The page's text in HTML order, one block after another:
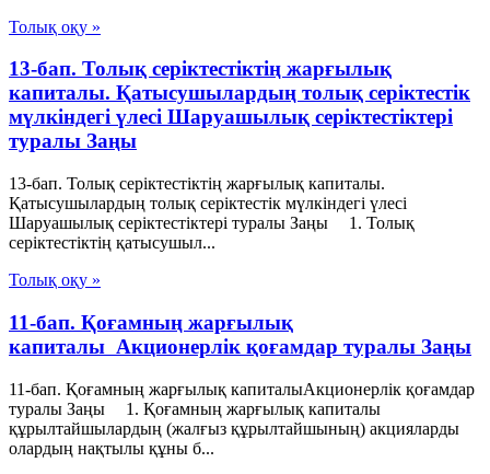
Толық оқу »
13-бап. Толық серiктестiктiң жарғылық
капиталы. Қатысушылардың толық серiктестiк
мүлкiндегi үлесi Шаруашылық серіктестіктері
туралы Заңы
13-бап. Толық серiктестiктiң жарғылық капиталы.
Қатысушылардың толық серiктестiк мүлкiндегi үлесi
Шаруашылық серіктестіктері туралы Заңы 1. Толық
серiктестiктiң қатысушыл...
Толық оқу »
11-бап. Қоғамның жарғылық
капиталы Акционерлік қоғамдар туралы Заңы
11-бап. Қоғамның жарғылық капиталыАкционерлік қоғамдар
туралы Заңы 1. Қоғамның жарғылық капиталы
құрылтайшылардың (жалғыз құрылтайшының) акцияларды
олардың нақтылы құны б...